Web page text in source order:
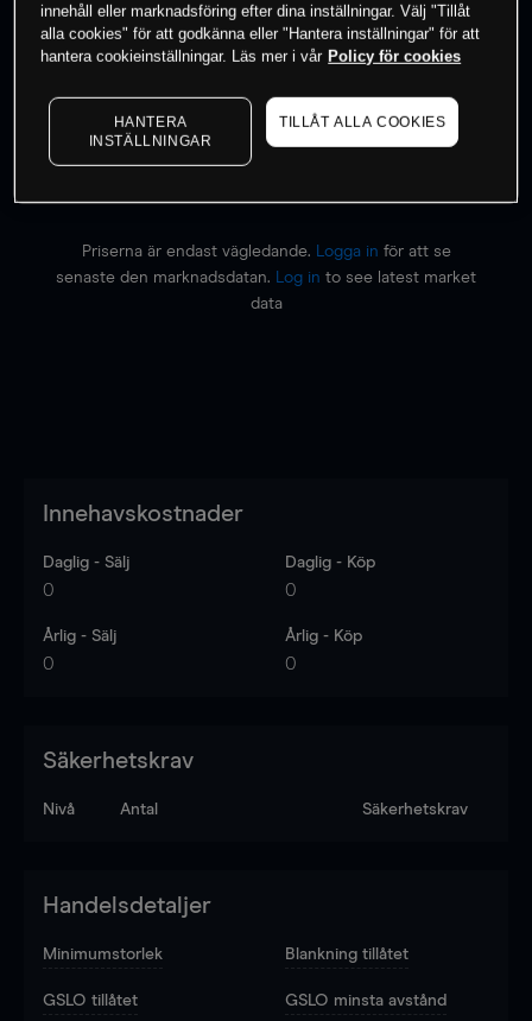
instrument
Börja handla
Priserna är endast vägledande. Logga in för att se
senaste den marknadsdatan.
Log in to see latest market
data
Innehavskostnader
Daglig - Sälj
0
Daglig - Köp
0
Årlig - Sälj
0
Årlig - Köp
0
Säkerhetskrav
Nivå Antal Säkerhetskrav
Handelsdetaljer
Minimumstorlek Blankning tillåtet
GSLO tillåtet GSLO minsta avstånd
innehåll eller marknadsföring efter dina inställningar. Välj "Tillåt
alla cookies" för att godkänna eller "Hantera inställningar" för att
hantera cookieinställningar. Läs mer i vår Policy för cookies
HANTERA
INSTÄLLNINGAR
TILLÅT ALLA COOKIES